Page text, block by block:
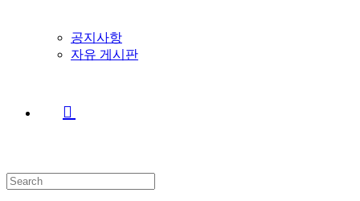
공지사항
자유 게시판
Search
this